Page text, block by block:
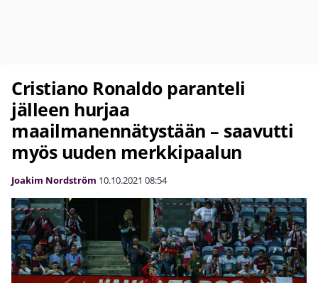
Cristiano Ronaldo paranteli
jälleen hurjaa
maailmanennätystään – saavutti
myös uuden merkkipaalun
Joakim Nordström 10.10.2021 08:54